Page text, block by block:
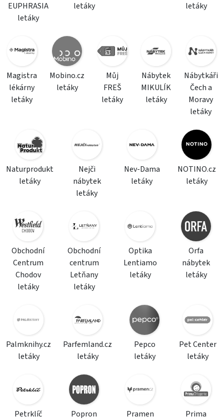
EUPHRASIA
letáky
letáky
letáky
Magistra
lékárny
letáky
Mobino.cz
letáky
Můj
FREŠ
letáky
Nábytek
MIKULÍK
letáky
Nábytkáři
Čech a
Moravy
letáky
Naturprodukt
letáky
Nejči
nábytek
letáky
Nev-Dama
letáky
NOTINO.cz
letáky
Obchodní
Centrum
Chodov
letáky
Obchodní
centrum
Letňany
letáky
Optika
Lentiamo
letáky
Orfa
nábytek
letáky
Palmknihy.cz
letáky
Parfemland.cz
letáky
Pepco
letáky
Pet Center
letáky
Petrklíč
Popron
Pramen
Prima